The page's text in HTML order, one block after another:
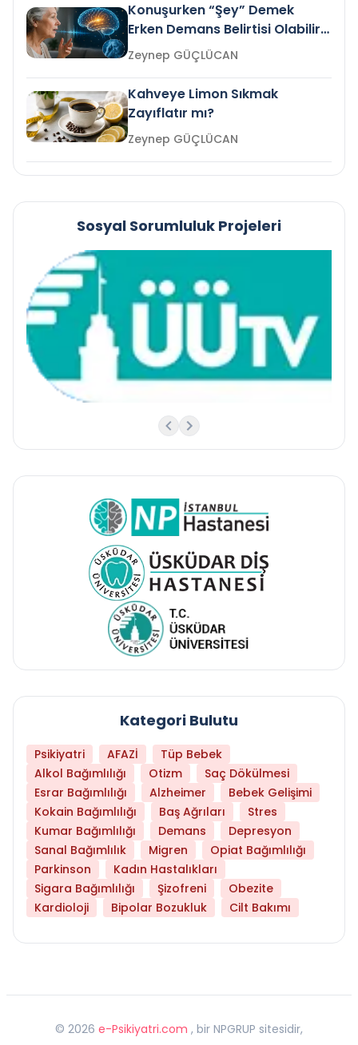
Konuşurken “Şey” Demek
Erken Demans Belirtisi Olabilir
mi?
Zeynep GÜÇLÜCAN
Kahveye Limon Sıkmak
Zayıflatır mı?
Zeynep GÜÇLÜCAN
Sosyal Sorumluluk Projeleri
Kategori Bulutu
Psikiyatri AFAZİ
Tüp Bebek
Alkol Bağımlılığı
Otizm
Saç Dökülmesi
Esrar Bağımlılığı
Alzheimer
Bebek Gelişimi
Kokain Bağımlılığı
Baş Ağrıları
Stres
Kumar Bağımlılığı
Demans
Depresyon
Sanal Bağımlılık
Migren
Opiat Bağımlılığı
Parkinson
Kadın Hastalıkları
Sigara Bağımlılığı
Şizofreni
Obezite
Kardioloji
Bipolar Bozukluk Cilt Bakımı
© 2026 e-Psikiyatri.com , bir NPGRUP sitesidir,